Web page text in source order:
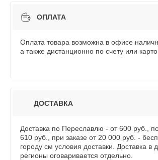
ОПЛАТА
Оплата товара возможна в офисе
а также дистанционно по счету или
ДОСТАВКА
Доставка по Переславлю - от 600 руб.,
610 руб., при заказе от 20 000 руб. -
городу см условия доставки. Доставка в
регионы оговаривается отдельно.